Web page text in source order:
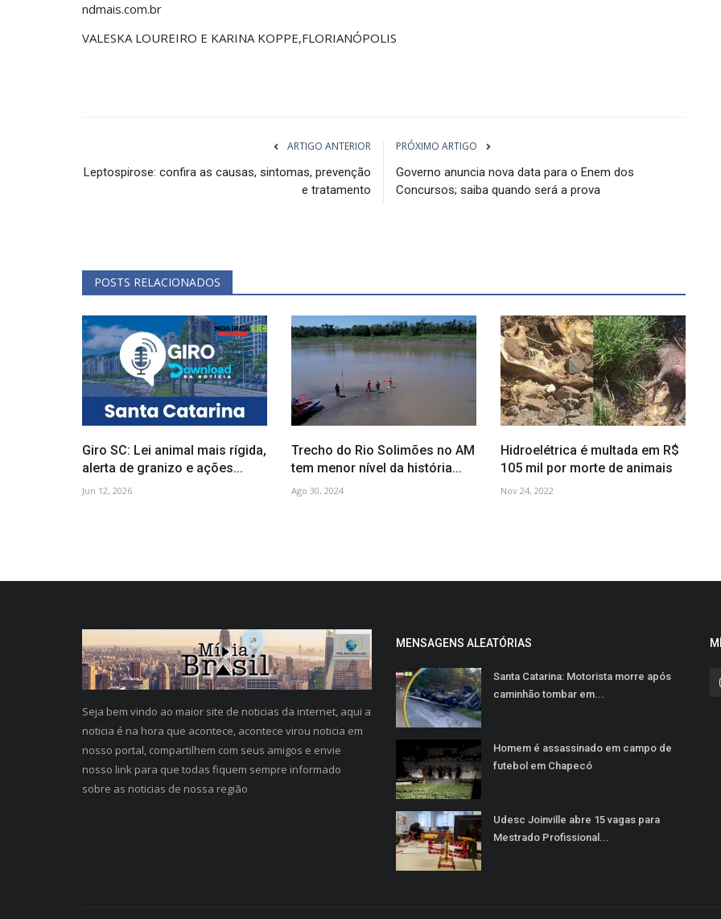
ndmais.com.br
VALESKA LOUREIRO E KARINA KOPPE,FLORIANÓPOLIS
ARTIGO ANTERIOR
Leptospirose: confira as causas, sintomas, prevenção
e tratamento
PRÓXIMO ARTIGO
Governo anuncia nova data para o Enem dos
Concursos; saiba quando será a prova
POSTS RELACIONADOS
Giro SC: Lei animal mais rígida,
alerta de granizo e ações...
Jun 12, 2026
Trecho do Rio Solimões no AM
tem menor nível da história...
Ago 30, 2024
Hidroelétrica é multada em R$
105 mil por morte de animais
Nov 24, 2022
Seja bem vindo ao maior site de noticias da internet, aqui a
noticia é na hora que acontece, acontece virou noticia em
nosso portal, compartilhem com seus amigos e envie
nosso link para que todas fiquem sempre informado
sobre as noticias de nossa região
MENSAGENS ALEATÓRIAS
Santa Catarina: Motorista morre após
caminhão tombar em...
Homem é assassinado em campo de
futebol em Chapecó
Udesc Joinville abre 15 vagas para
Mestrado Profissional...